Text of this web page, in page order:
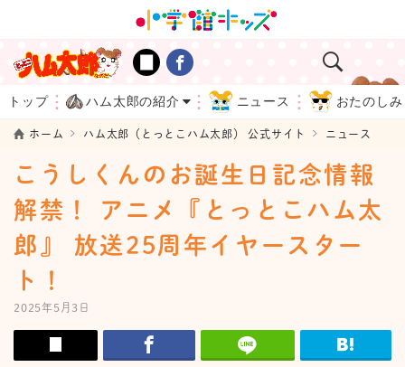
トップ ハム太郎の紹介 ニュース おたのしみ
ホーム ハム太郎（とっとこハム太郎） 公式サイト ニュース
こうしくんのお誕生日記念情報
解禁！ アニメ『とっとこハム太
郎』 放送25周年イヤースター
ト！
2025年5月3日